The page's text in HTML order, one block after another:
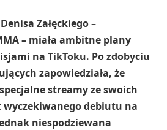
Załęckiego –
– miała ambitne plany
na TikToku. Po zdobyciu
zapowiedziała, że
streamy ze swoich
wyczekiwanego debiutu na
niespodziewana